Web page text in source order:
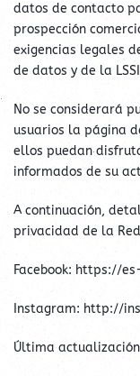
datos de contacto
prospección
exigencias legales
de datos y de la
No se considerará
usuarios la página
ellos puedan
informados de su
A continuación,
privacidad de la
Facebook: https://
Instagram: http://
Última